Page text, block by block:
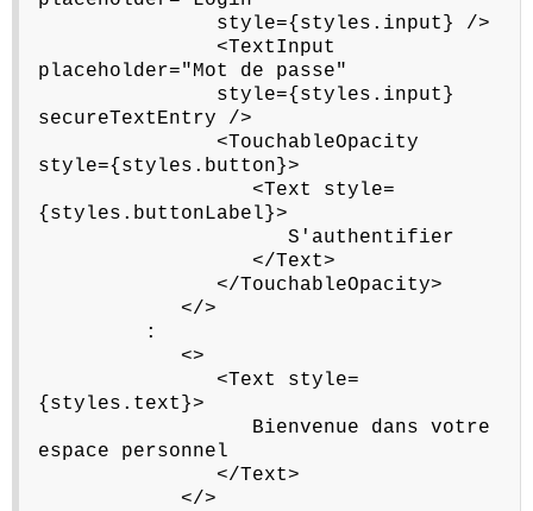
style={styles.input} />
<TextInput
placeholder="Mot de passe"
style={styles.input}
secureTextEntry />
<TouchableOpacity
style={styles.button}>
<Text style=
{styles.buttonLabel}>
S'authentifier
</Text>
</TouchableOpacity>
</>
:
<>
<Text style=
{styles.text}>
Bienvenue dans votre
espace personnel
</Text>
</>